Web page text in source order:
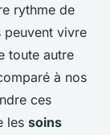
rythme de
peuvent vivre
toute autre
à nos
ces
les soins